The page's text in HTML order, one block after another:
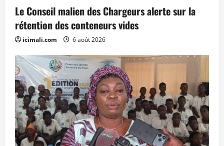
Le Conseil malien des Chargeurs alerte sur la
rétention des conteneurs vides
icimali.com 6 août 2026